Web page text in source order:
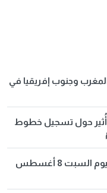
وجنوب إفريقيا في
أُثير حول تسجيل خطوط
مواعيد قطارات «القاهرة - أسوان» اليوم السبت 8 أغسطس